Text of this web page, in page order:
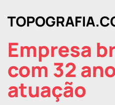
Empresa
com 32
atuação